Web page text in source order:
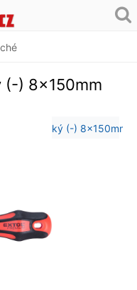
(-) 8x150mm